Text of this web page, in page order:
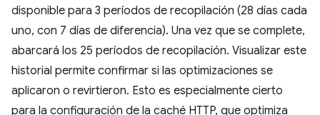
disponible para 3 períodos de recopilación (28 días cada
uno, con 7 días de diferencia). Una vez que se complete,
abarcará los 25 períodos de recopilación. Visualizar este
historial permite confirmar si las optimizaciones se
aplicaron o revirtieron. Esto es especialmente cierto
para la configuración de la caché HTTP, que optimiza